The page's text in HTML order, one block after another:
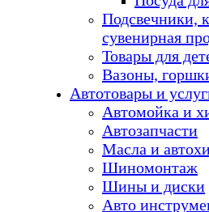
Подсвечники,
сувенирная
Товары для
Вазоны,
Автотовары и
Автомойка и
Автозапчасти
Масла и
Шиномонтаж
Шины и диски
Авто